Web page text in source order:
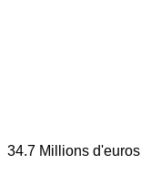
34.7 Millions d'euros